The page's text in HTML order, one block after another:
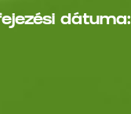
dátuma: